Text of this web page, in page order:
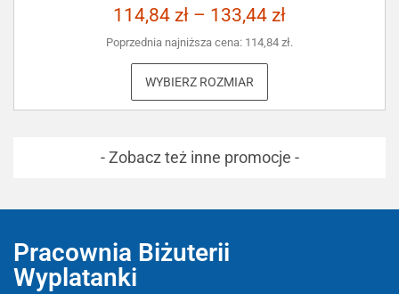
114,84 zł – 133,44 zł
Poprzednia najniższa cena: 114,84 zł.
WYBIERZ ROZMIAR
- Zobacz też inne promocje -
Pracownia Biżuterii
Wyplatanki